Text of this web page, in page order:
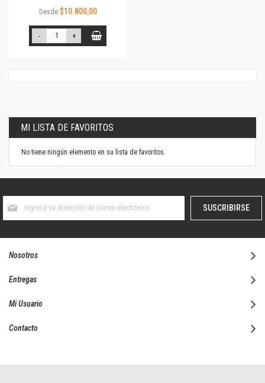
Desde $10.800,00
- +
MI LISTA DE FAVORITOS
No tiene ningún elemento en su lista de favoritos.
boletín
SUSCRIBIRSE
Nosotros
Entregas
Mi Usuario
Contacto